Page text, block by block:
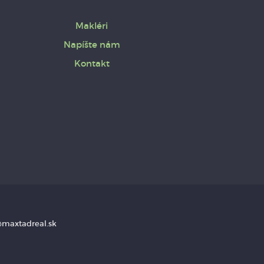
Makléri
Napíšte nám
Kontakt